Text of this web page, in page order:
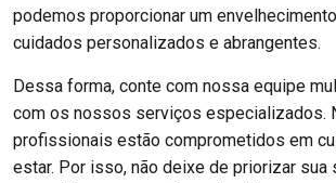
podemos proporcionar um
cuidados personalizados e abrangentes.
Dessa forma, conte com nossa equipe
com os nossos serviços especializados.
profissionais estão comprometidos em
estar. Por isso, não deixe de priorizar sua